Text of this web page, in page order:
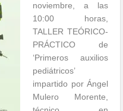
noviembre, a las
10:00 horas,
TALLER TEÓRICO-
PRÁCTICO de
‘Primeros auxilios
pediátricos’
impartido por Ángel
Mulero Morente,